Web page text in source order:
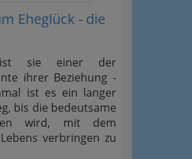
Eheglück - die
sie einer der
ihrer Beziehung -
ist es ein langer
bis die bedeutsame
wird, mit dem
verbringen zu